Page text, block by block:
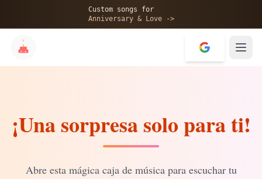
Custom songs for
Anniversary & Love ->
💝
¡Una sorpresa solo para ti!
Abre esta mágica caja de música para escuchar tu